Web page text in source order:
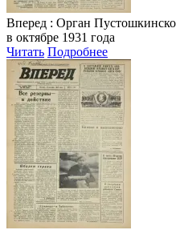
Вперед : Орган
в октябре 1931 года
Читать Подробнее